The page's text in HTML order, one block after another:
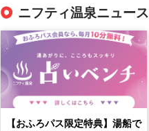
ニフティ温泉ニュース
【おふろパス限定特典】湯船で